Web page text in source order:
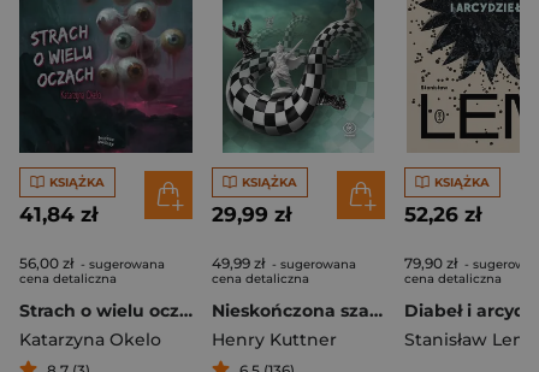
KSIĄŻKA
41,84 zł
56,00 zł - sugerowana
cena detaliczna
Strach o wielu oczach
Katarzyna Okelo
KSIĄŻKA
29,99 zł
49,99 zł - sugerowana
cena detaliczna
Nieskończona szachownica
Henry Kuttner
KSIĄŻKA
52,26 zł
79,90 zł -
cena detaliczna
Stanisław Lem